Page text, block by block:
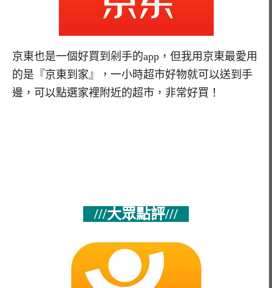
京東也是一個好買到剁手的app，但我用京東最愛用
的是『京東到家』，一小時超市好物就可以送到手
邊，可以點選家裡附近的超市，非常好買！
///大眾點評///